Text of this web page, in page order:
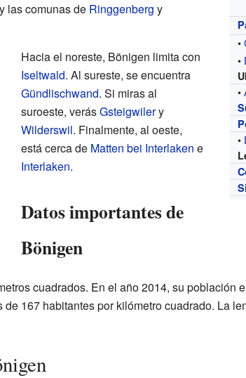
•
•
•
•
las comunas de Ringgenberg y
Hacia el noreste, Bönigen limita con
Iseltwald. Al sureste, se encuentra
Gündlischwand. Si miras al
suroeste, verásGsteigwilery
Wilderswil. Finalmente, al oeste,
está cerca de Matten bei Interlaken e
Interlaken.
Datos importantes de
Bönigen
cuadrados. En el año 2014, su población
167 habitantes por kilómetro cuadrado. La